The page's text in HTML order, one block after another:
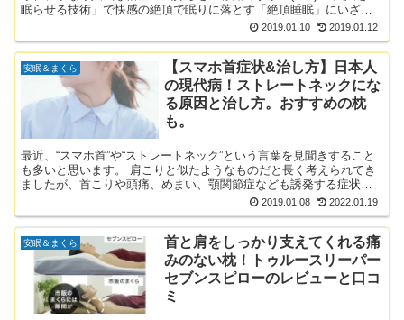
眠らせる技術」で快感の絶頂で眠りに落とす「絶頂睡眠」にいざな
う、「快楽の向こう側」と言われる悟空の極上無水のヘ...
2019.01.10 2019.01.12
安眠＆まくら
【スマホ首症状&治し方】日本人
の現代病！ストレートネックにな
る原因と治し方。おすすめの枕
も。
最近、“スマホ首”や“ストレートネック”という言葉を見聞きすること
も多いと思います。 肩こりと似たようなものだと長く考えられてき
ましたが、首こりや頭痛、めまい、顎関節症なども誘発する症状な
ので、ストレートネックは早々にケアしていかなければな...
2019.01.08 2022.01.19
安眠＆まくら
首と肩をしっかり支えてくれる痛
みのない枕！トゥルースリーパー
セブンスピローのレビューと口コ
ミ